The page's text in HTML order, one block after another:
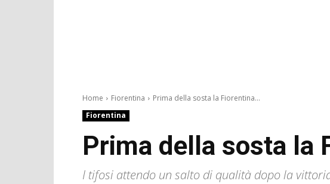
Home Fiorentina
Prima della sosta la Fiorentina...
Fiorentina
Prima della sosta la
I tifosi attendo un salto di qualità dopo la